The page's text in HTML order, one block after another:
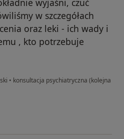
wyjaśni, czuć
w szczegółach
oraz leki - ich wady i
, kto potrzebuje
• konsultacja psychiatryczna (kolejna